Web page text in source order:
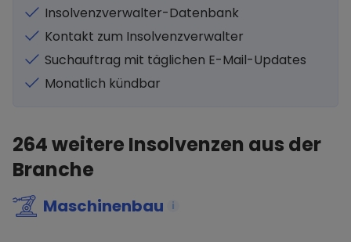
Insolvenzverwalter-Datenbank
Kontakt zum Insolvenzverwalter
Suchauftrag mit täglichen E-Mail-Updates
Monatlich kündbar
264weitere Insolvenzen aus der
Branche
Maschinenbau i